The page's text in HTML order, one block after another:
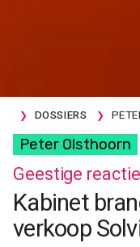
DOSSIERS
Peter Olsthoorn
Geestige
Kabinet
verkoop